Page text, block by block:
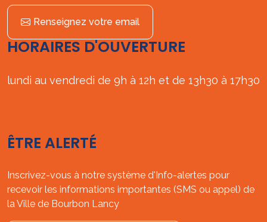
Renseignez votre email
HORAIRES D'OUVERTURE
lundi au vendredi de 9h à 12h et de 13h30 à 17h30
ÊTRE ALERTÉ
Inscrivez-vous à notre système d'Info-alertes pour
recevoir les informations importantes (SMS ou appel) de
la Ville de Bourbon Lancy